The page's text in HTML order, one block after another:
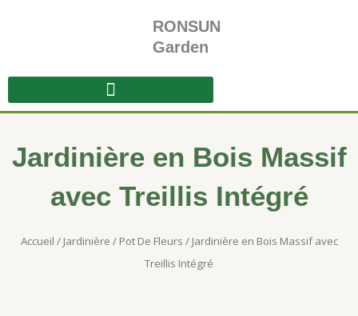
RONSUN
Garden
Jardinière en Bois Massif
avec Treillis Intégré
Accueil / Jardinière / Pot De Fleurs / Jardinière en Bois Massif avec
Treillis Intégré